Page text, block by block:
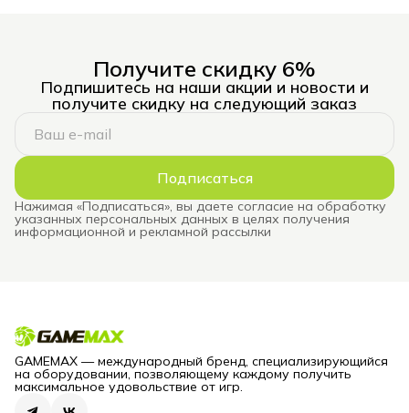
Получите скидку 6%
Подпишитесь на наши акции и новости и
получите скидку на следующий заказ
Подписаться
Нажимая «Подписаться», вы даете согласие на обработку
указанных персональных данных в целях получения
информационной и рекламной рассылки
GAMEMAX — международный бренд, специализирующийся
на оборудовании, позволяющему каждому получить
максимальное удовольствие от игр.